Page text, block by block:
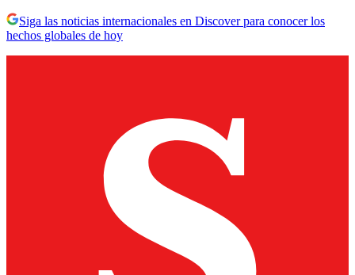
Siga las noticias internacionales en Discover para conocer los
hechos globales de hoy